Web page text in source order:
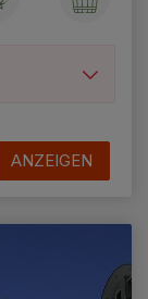
und
ANZEIGEN